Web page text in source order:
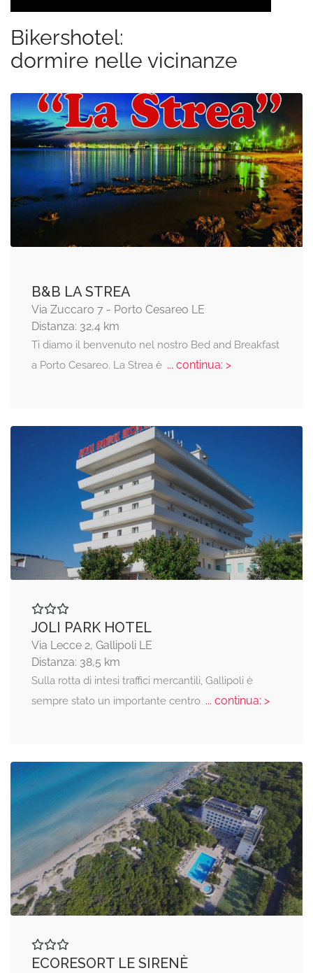
Bikershotel:
dormire nelle vicinanze
B&B LA STREA
Via Zuccaro 7 - Porto Cesareo LE
Distanza: 32,4 km
Ti diamo il benvenuto nel nostro Bed and Breakfast
a Porto Cesareo. La Strea è... continua: >
JOLI PARK HOTEL
Via Lecce 2, Gallipoli LE
Distanza: 38,5 km
Sulla rotta di intesi traffici mercantili, Gallipoli è
sempre stato un importante centro... continua: >
ECORESORT LE SIRENÈ